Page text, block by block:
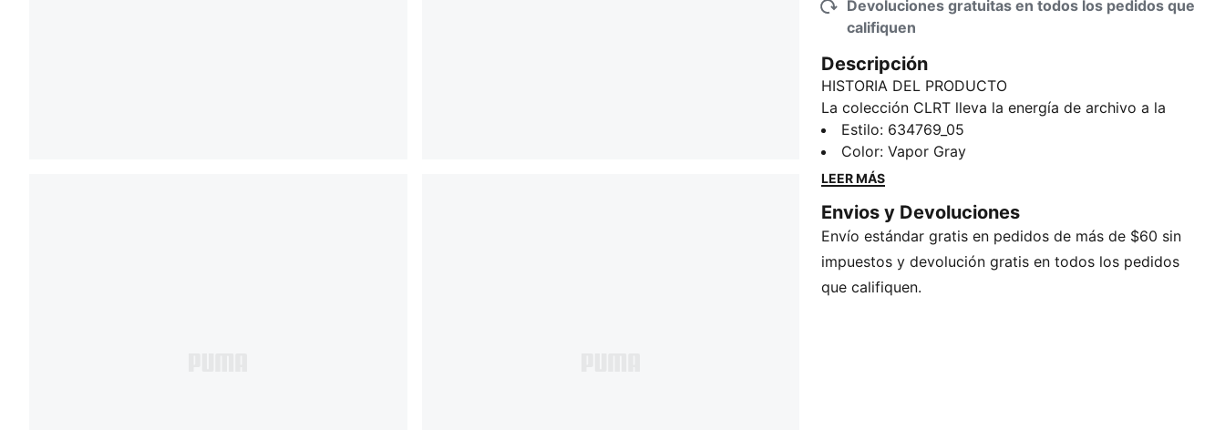
Devoluciones gratuitas en todos los pedidos que
califiquen
Descripción
HISTORIA DEL PRODUCTO
La colección CLRT lleva la energía de archivo a la
calle. Con toques de ropa técnica, actitud de
principios de los 2000 y detalles dignos de una
pasarela, es toda una declaración visual. Esta prenda
entalladas y detalles de ribetes. Solo tienes que
ponerte tus tenis PUMA favoritos y lucir este estilo.
CARACTERÍSTICAS Y BENEFICIOS
Fabricada con al menos un 50 % de materiales
Estilo: 634769_05
Color:Vapor Gray
LEER MÁS
Envios y Devoluciones
Envío estándar gratis en pedidos de más de $60 sin
impuestos y devolución gratis en todos los pedidos
que califiquen.